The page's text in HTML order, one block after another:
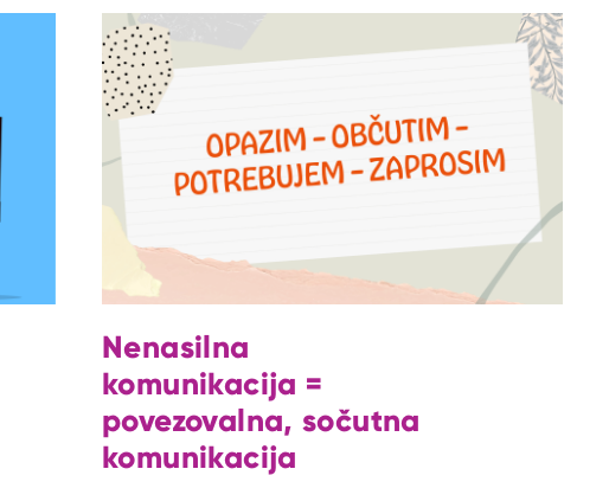
Nenasilna
komunikacija =
povezovalna, sočutna
komunikacija